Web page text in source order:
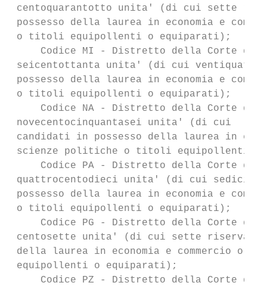
centoquarantotto unita' (di cui sette
possesso della laurea in economia e
o titoli equipollenti o equiparati);
Codice MI - Distretto della Corte di
seicentottanta unita' (di cui
possesso della laurea in economia e
o titoli equipollenti o equiparati);
Codice NA - Distretto della Corte di
novecentocinquantasei unita' (di cui
candidati in possesso della laurea in
scienze politiche o titoli equipollenti o
Codice PA - Distretto della Corte di
quattrocentodieci unita' (di cui sedici
possesso della laurea in economia e
o titoli equipollenti o equiparati);
Codice PG - Distretto della Corte di
centosette unita' (di cui sette riservate
della laurea in economia e commercio
equipollenti o equiparati);
Codice PZ - Distretto della Corte di